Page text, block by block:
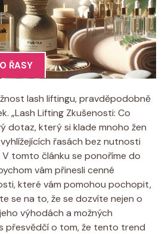
ŘASY
lash liftingu, pravděpodobně
„Lash Lifting Zkušenosti: Co
dotaz, který si klade mnoho žen
řasách bez nutnosti
V tomto článku se ponoříme do
vám přinesli cenné
které vám pomohou pochopit,
se na to, že se dozvíte nejen o
výhodách a možných
přesvědčí o tom, že tento trend